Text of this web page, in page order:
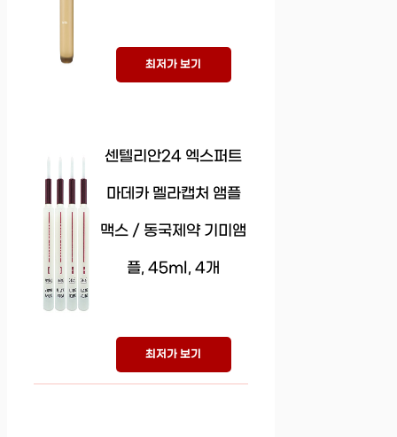
최저가 보기
센텔리안24 엑스퍼트
마데카 멜라캡처 앰플
맥스 / 동국제약 기미앰
플, 45ml, 4개
최저가 보기